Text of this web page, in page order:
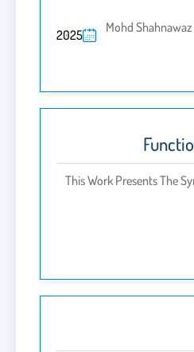
Mohd
2025
This Work Presents The